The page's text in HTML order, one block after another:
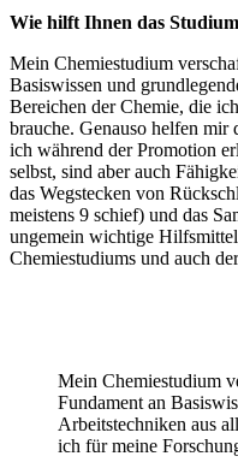
Wie hilft Ihnen das
Mein Chemiestudium
Basiswissen und
Bereichen der Chemie, die
brauche. Genauso helfen
ich während der Promotion
selbst, sind aber auch
das Wegstecken von
meistens 9 schief) und das
ungemein wichtige
Chemiestudiums und auch
Mein Chemiestudium
Fundament an
Arbeitstechniken aus
ich für meine